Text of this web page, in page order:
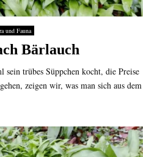
und Fauna
Bärlauch
trübes Süppchen kocht, die Preise
zeigen wir, was man sich aus dem